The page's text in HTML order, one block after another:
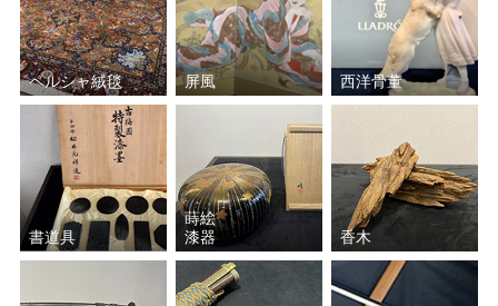
ペルシャ絨毯 屏風 西洋骨董
書道具
蒔絵
漆器
香木